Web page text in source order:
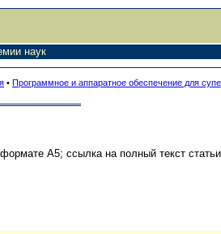
наук
• Программное и аппаратное обеспечение для
А5; ссылка на полный текст